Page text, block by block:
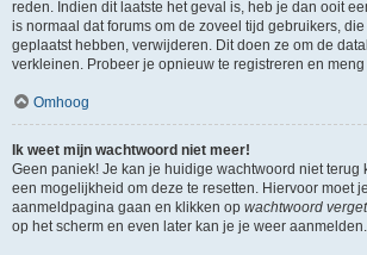
reden. Indien dit laatste het geval is, heb je dan ooit
is normaal dat forums om de zoveel tijd gebruikers,
geplaatst hebben, verwijderen. Dit doen ze om de
verkleinen. Probeer je opnieuw te registreren en
Omhoog
Ik weet mijn wachtwoord niet meer!
Geen paniek! Je kan je huidige wachtwoord niet terug
een mogelijkheid om deze te resetten. Hiervoor moet
aanmeldpagina gaan en klikken op wachtwoord
op het scherm en even later kan je je weer aanmelden.